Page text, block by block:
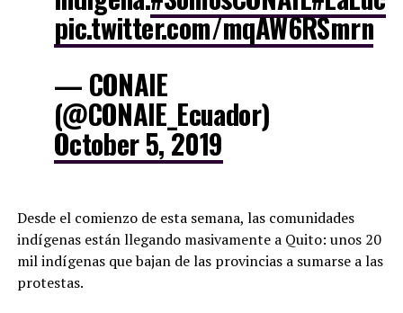
pic.twitter.com/mqAW6RSmrn
— CONAIE
(@CONAIE_Ecuador)
October 5, 2019
Desde el comienzo de esta semana, las comunidades
indígenas están llegando masivamente a Quito: unos 20
mil indígenas que bajan de las provincias a sumarse a las
protestas.